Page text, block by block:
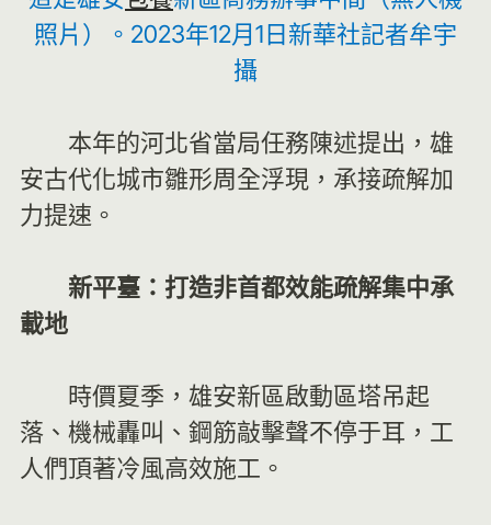
照片）。2023年12月1日新華社記者牟宇
攝
本年的河北省當局任務陳述提出，雄
安古代化城市雛形周全浮現，承接疏解加
力提速。
新平臺：打造非首都效能疏解集中承
載地
時價夏季，雄安新區啟動區塔吊起
落、機械轟叫、鋼筋敲擊聲不停于耳，工
人們頂著冷風高效施工。